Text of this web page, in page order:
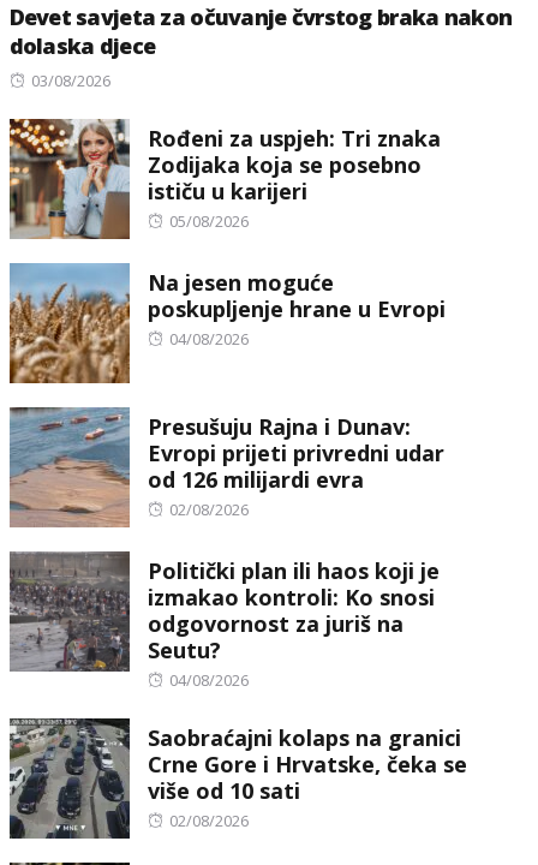
Devet savjeta za očuvanje čvrstog braka nakon
dolaska djece
Posted
03/08/2026
Rođeni za uspjeh: Tri znaka
Zodijaka koja se posebno
ističu u karijeri
Posted
05/08/2026
Na jesen moguće
poskupljenje hrane u Evropi
Posted
04/08/2026
Presušuju Rajna i Dunav:
Evropi prijeti privredni udar
od 126 milijardi evra
Posted
02/08/2026
Politički plan ili haos koji je
izmakao kontroli: Ko snosi
odgovornost za juriš na
Seutu?
Posted
04/08/2026
Saobraćajni kolaps na granici
Crne Gore i Hrvatske, čeka se
više od 10 sati
Posted
02/08/2026